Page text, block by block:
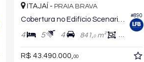
#890
ITAJAÍ - PRAIA BRAVA
Cobertura no Edifício Scenarium Brava Norte
4 5 4 841,0m² 591,
R$ 43.490.000,00